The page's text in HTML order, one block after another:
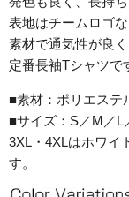
表地はチームロゴ
素材で通気性が良
定番長袖Tシャツで
■素材： ポリエス
■サイズ： S／M／L
3XL・4XLはホワイ
す。